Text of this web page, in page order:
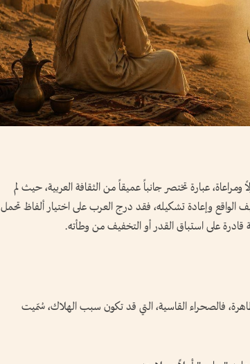
عبارة تختصر جانباً عميقاً من الثقافة العربية، حيث لم
الواقع وإعادة تشكيله، فقد درج العرب على اختيار ألفاظ تحمل
قادرة على استباق القدر أو التخفيف من وطأته.
فالصحراء القاسية، التي قد تكون سبب الهلاك، سُمّيت